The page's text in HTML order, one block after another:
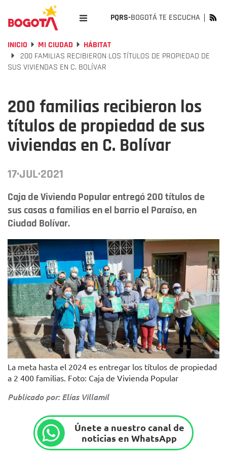
PQRS-BOGOTÁ TE ESCUCHA
INICIO MI CIUDAD
HÁBITAT
200 FAMILIAS RECIBIERON LOS TÍTULOS DE PROPIEDAD DE
SUS VIVIENDAS EN C. BOLÍVAR
200 familias recibieron los
títulos de propiedad de sus
viviendas en C. Bolívar
17·JUL·2021
Caja de Vivienda Popular entregó 200 títulos de
sus casas a familias en el barrio el Paraíso, en
Ciudad Bolívar.
La meta hasta el 2024 es entregar los títulos de propiedad
a 2 400 familias. Foto: Caja de Vivienda Popular
Publicado por: Elías Villamil
Únete a nuestro canal de
noticias en WhatsApp